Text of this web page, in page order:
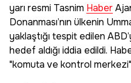
yarı resmi Tasnim Haber
Donanması’nın ülkenin
yaklaştığı tespit edilen
hedef aldığı iddia edildi.
"komuta ve kontrol